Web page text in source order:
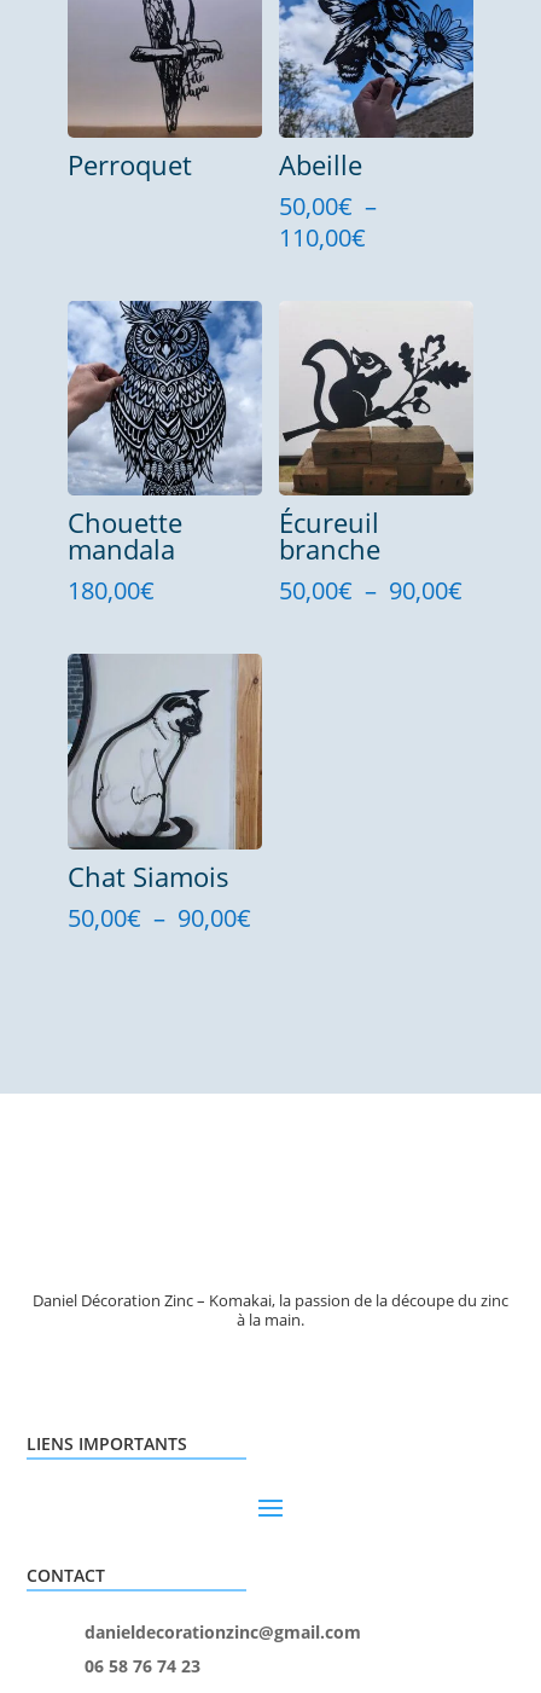
Perroquet Abeille
50,00€ –
110,00€Plage
50,00€
à
110,00€
Chouette
mandala
180,00€
Écureuil
branche
50,00€ – 90,00€Plage
Chat Siamois
50,00€ – 90,00€Plage
Daniel Décoration Zinc – Komakai, la passion de la découpe du zinc
à la main.
LIENS IMPORTANTS
CONTACT
danieldecorationzinc@gmail.com
06 58 76 74 23